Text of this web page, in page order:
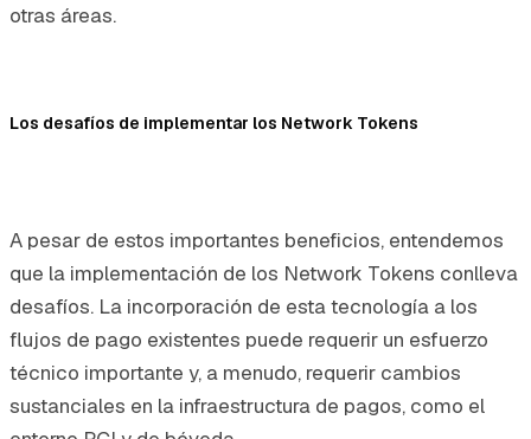
otras áreas.
Los desafíos de implementar los Network Tokens
A pesar de estos importantes beneficios, entendemos
que la implementación de los Network Tokens conlleva
desafíos. La incorporación de esta tecnología a los
flujos de pago existentes puede requerir un esfuerzo
técnico importante y, a menudo, requerir cambios
sustanciales en la infraestructura de pagos, como el